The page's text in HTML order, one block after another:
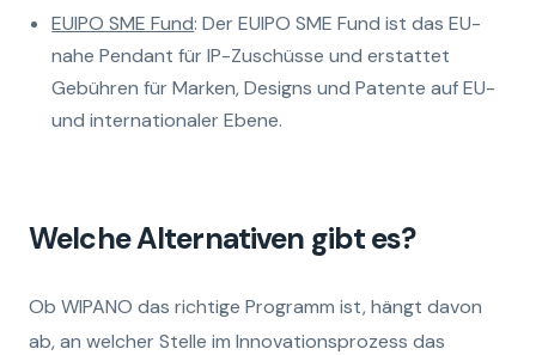
EUIPO SME Fund: Der EUIPO SME Fund ist das EU-
nahe Pendant für IP-Zuschüsse und erstattet
Gebühren für Marken, Designs und Patente auf EU-
und internationaler Ebene.
Welche Alternativen gibt es?
Ob WIPANO das richtige Programm ist, hängt davon
ab, an welcher Stelle im Innovationsprozess das